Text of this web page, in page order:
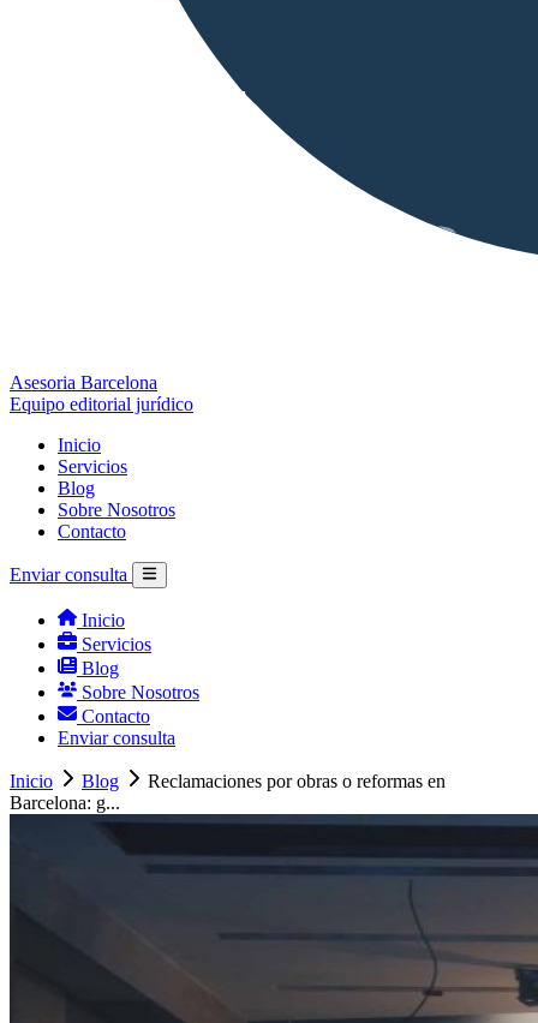
Asesoria Barcelona
Equipo editorial jurídico
Inicio
Servicios
Blog
Sobre Nosotros
Contacto
Enviar consulta
Inicio
Servicios
Blog
Sobre Nosotros
Contacto
Enviar consulta
Inicio Blog
Reclamaciones por obras o reformas en
Barcelona: g...